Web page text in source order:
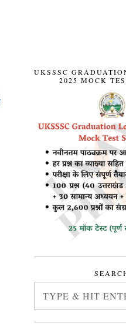
UKSSSC
2025 MOCK